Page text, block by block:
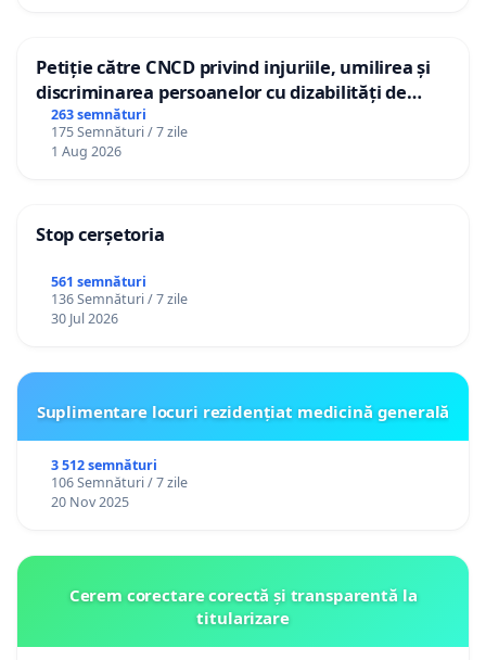
Petiție către CNCD privind injuriile, umilirea și
discriminarea persoanelor cu dizabilități de
către utilizatorul TikTok „Gorici”
263 semnături
175 Semnături / 7 zile
1 Aug 2026
Stop cerșetoria
561 semnături
136 Semnături / 7 zile
30 Jul 2026
Suplimentare locuri rezidențiat medicină generală
3 512 semnături
106 Semnături / 7 zile
20 Nov 2025
Cerem corectare corectă și transparentă la
titularizare